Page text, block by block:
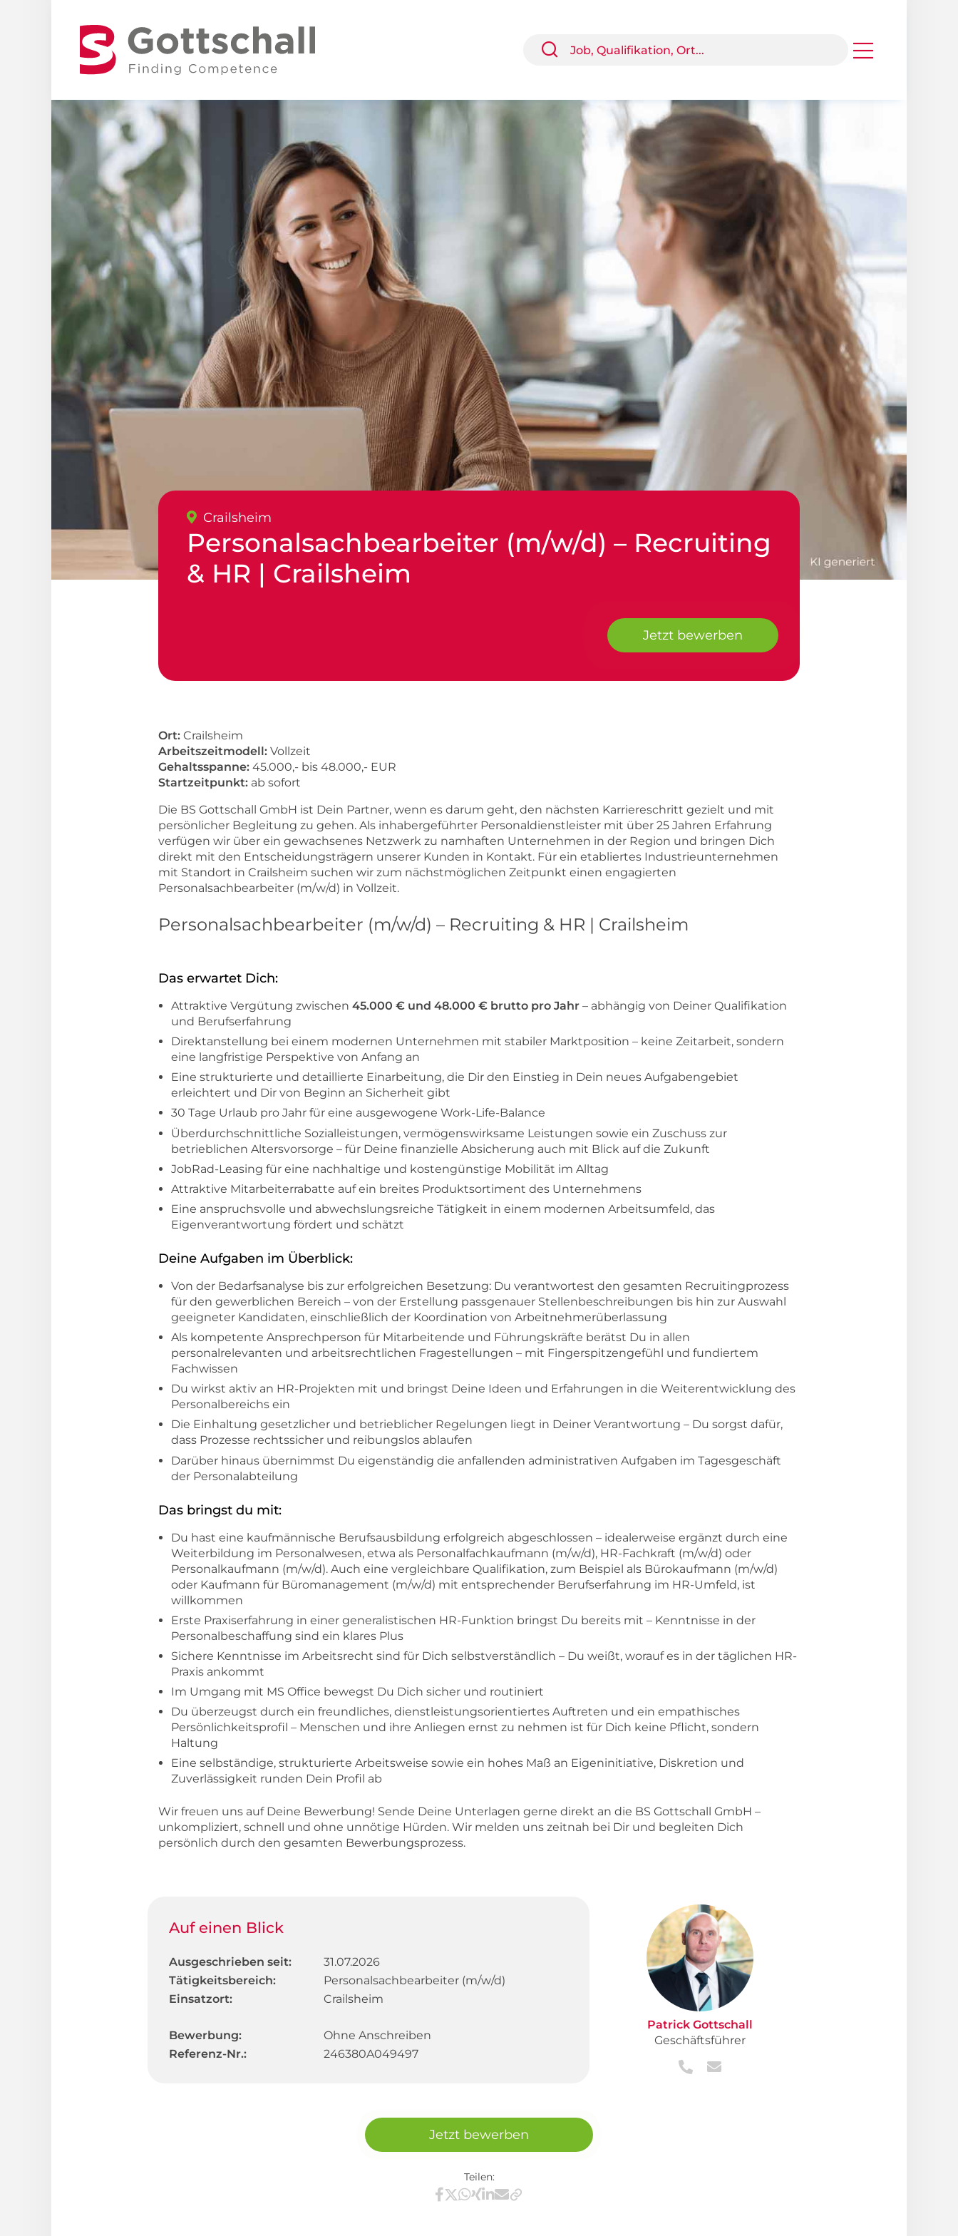
Crailsheim
Personalsachbearbeiter (m/w/d) – Recruiting
& HR | Crailsheim
Jetzt bewerben
Ort: Crailsheim
Arbeitszeitmodell: Vollzeit
Gehaltsspanne: 45.000,- bis 48.000,- EUR
Startzeitpunkt: ab sofort
Die BS Gottschall GmbH ist Dein Partner, wenn es darum geht, den nächsten Karriereschritt gezielt und mit
persönlicher Begleitung zu gehen. Als inhabergeführter Personaldienstleister mit über 25 Jahren Erfahrung
verfügen wir über ein gewachsenes Netzwerk zu namhaften Unternehmen in der Region und bringen Dich
direkt mit den Entscheidungsträgern unserer Kunden in Kontakt. Für ein etabliertes Industrieunternehmen
mit Standort in Crailsheim suchen wir zum nächstmöglichen Zeitpunkt einen engagierten
Personalsachbearbeiter (m/w/d) in Vollzeit.
Personalsachbearbeiter (m/w/d) – Recruiting & HR | Crailsheim
Das erwartet Dich:
Attraktive Vergütung zwischen 45.000 € und 48.000 € brutto pro Jahr – abhängig von Deiner Qualifikation
und Berufserfahrung
Direktanstellung bei einem modernen Unternehmen mit stabiler Marktposition – keine Zeitarbeit, sondern
eine langfristige Perspektive von Anfang an
Eine strukturierte und detaillierte Einarbeitung, die Dir den Einstieg in Dein neues Aufgabengebiet
erleichtert und Dir von Beginn an Sicherheit gibt
30 Tage Urlaub pro Jahr für eine ausgewogene Work-Life-Balance
Überdurchschnittliche Sozialleistungen, vermögenswirksame Leistungen sowie ein Zuschuss zur
betrieblichen Altersvorsorge – für Deine finanzielle Absicherung auch mit Blick auf die Zukunft
JobRad-Leasing für eine nachhaltige und kostengünstige Mobilität im Alltag
Attraktive Mitarbeiterrabatte auf ein breites Produktsortiment des Unternehmens
Eine anspruchsvolle und abwechslungsreiche Tätigkeit in einem modernen Arbeitsumfeld, das
Eigenverantwortung fördert und schätzt
Deine Aufgaben im Überblick:
Von der Bedarfsanalyse bis zur erfolgreichen Besetzung: Du verantwortest den gesamten Recruitingprozess
für den gewerblichen Bereich – von der Erstellung passgenauer Stellenbeschreibungen bis hin zur Auswahl
geeigneter Kandidaten, einschließlich der Koordination von Arbeitnehmerüberlassung
Als kompetente Ansprechperson für Mitarbeitende und Führungskräfte berätst Du in allen
personalrelevanten und arbeitsrechtlichen Fragestellungen – mit Fingerspitzengefühl und fundiertem
Fachwissen
Du wirkst aktiv an HR-Projekten mit und bringst Deine Ideen und Erfahrungen in die Weiterentwicklung des
Personalbereichs ein
Die Einhaltung gesetzlicher und betrieblicher Regelungen liegt in Deiner Verantwortung – Du sorgst dafür,
dass Prozesse rechtssicher und reibungslos ablaufen
Darüber hinaus übernimmst Du eigenständig die anfallenden administrativen Aufgaben im Tagesgeschäft
der Personalabteilung
Das bringst du mit:
Du hast eine kaufmännische Berufsausbildung erfolgreich abgeschlossen – idealerweise ergänzt durch eine
Weiterbildung im Personalwesen, etwa als Personalfachkaufmann (m/w/d), HR-Fachkraft (m/w/d) oder
Personalkaufmann (m/w/d). Auch eine vergleichbare Qualifikation, zum Beispiel als Bürokaufmann (m/w/d)
oder Kaufmann für Büromanagement (m/w/d) mit entsprechender Berufserfahrung im HR-Umfeld, ist
willkommen
Erste Praxiserfahrung in einer generalistischen HR-Funktion bringst Du bereits mit – Kenntnisse in der
Personalbeschaffung sind ein klares Plus
Sichere Kenntnisse im Arbeitsrecht sind für Dich selbstverständlich – Du weißt, worauf es in der täglichen HR-
Praxis ankommt
Im Umgang mit MS Office bewegst Du Dich sicher und routiniert
Du überzeugst durch ein freundliches, dienstleistungsorientiertes Auftreten und ein empathisches
Persönlichkeitsprofil – Menschen und ihre Anliegen ernst zu nehmen ist für Dich keine Pflicht, sondern
Haltung
Eine selbständige, strukturierte Arbeitsweise sowie ein hohes Maß an Eigeninitiative, Diskretion und
Zuverlässigkeit runden Dein Profil ab
Wir freuen uns auf Deine Bewerbung! Sende Deine Unterlagen gerne direkt an die BS Gottschall GmbH –
unkompliziert, schnell und ohne unnötige Hürden. Wir melden uns zeitnah bei Dir und begleiten Dich
persönlich durch den gesamten Bewerbungsprozess.
Auf einen Blick
Ausgeschrieben seit:
31.07.2026
Tätigkeitsbereich:
Personalsachbearbeiter (m/w/d)
Einsatzort:
Crailsheim
Bewerbung:
Ohne Anschreiben
Referenz-Nr.:
246380A049497
Patrick Gottschall
Geschäftsführer
Jetzt bewerben
Teilen:
Teilen via Facebook
Teilen via X / Twitter
Teilen via WhatsApp
Teilen via Xing
Teilen via LinkedIn
Teilen via E-Mail